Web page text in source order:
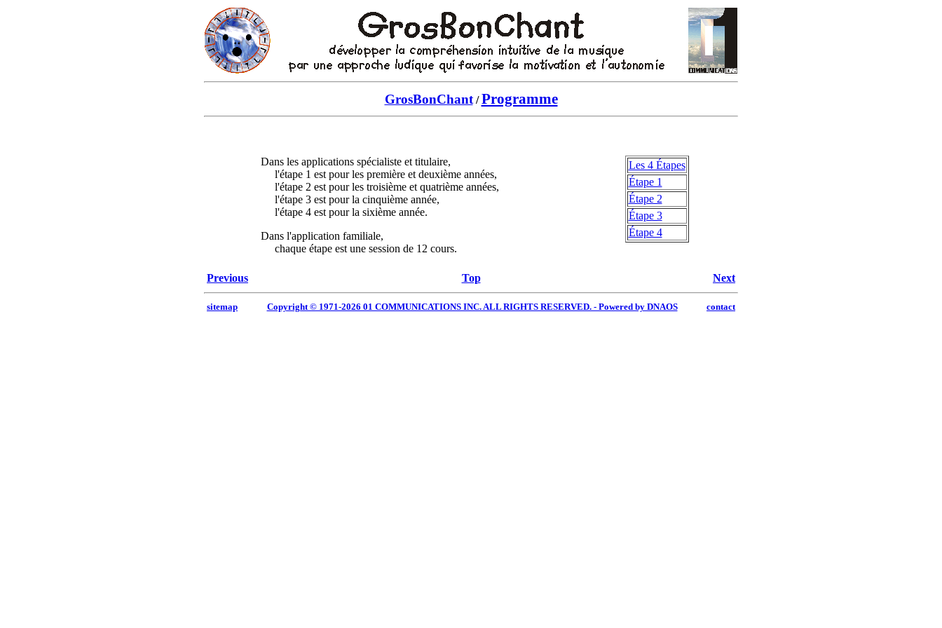
GrosBonChant/Programme
Dans les applications spécialiste et titulaire,
l'étape 1 est pour les première et deuxième années,
l'étape 2 est pour les troisième et quatrième années,
l'étape 3 est pour la cinquième année,
l'étape 4 est pour la sixième année.
Dans l'application familiale,
chaque étape est une session de 12 cours.
Les 4 Étapes
Étape 1
Étape 2
Étape 3
Étape 4
Previous Top Next
sitemap Copyright © 1971-2026 01 COMMUNICATIONS INC. ALL RIGHTS RESERVED. - Powered by DNAOS contact